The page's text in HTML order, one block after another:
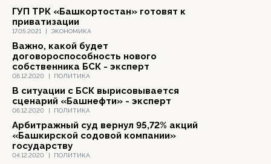
17.05.2021 | ЭКОНОМИКА
ГУП ТРК «Башкортостан» готовят к
приватизации
06.12.2020 | ПОЛИТИКА
Важно, какой будет
договороспособность нового
собственника БСК - эксперт
06.12.2020 | ПОЛИТИКА
В ситуации с БСК вырисовывается
сценарий «Башнефти» - эксперт
04.12.2020 | ПОЛИТИКА
Арбитражный суд вернул 95,72% акций
«Башкирской содовой компании»
государству